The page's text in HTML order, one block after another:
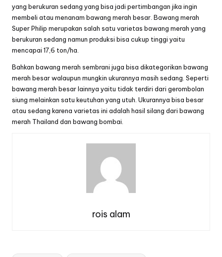
yang berukuran sedang yang bisa jadi pertimbangan jika ingin
membeli atau menanam bawang merah besar. Bawang merah
Super Philip merupakan salah satu varietas bawang merah yang
berukuran sedang namun produksi bisa cukup tinggi yaitu
mencapai 17,6 ton/ha.
Bahkan bawang merah sembrani juga bisa dikategorikan bawang
merah besar walaupun mungkin ukurannya masih sedang. Seperti
bawang merah besar lainnya yaitu tidak terdiri dari gerombolan
siung melainkan satu keutuhan yang utuh. Ukurannya bisa besar
atau sedang karena varietas ini adalah hasil silang dari bawang
merah Thailand dan bawang bombai.
rois alam